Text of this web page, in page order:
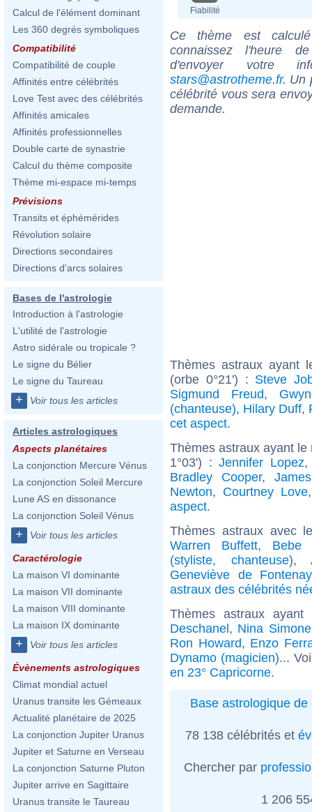
Calcul de l'élément dominant
Les 360 degrés symboliques
Compatibilité
Compatibilité de couple
Affinités entre célébrités
Love Test avec des célébrités
Affinités amicales
Affinités professionnelles
Double carte de synastrie
Calcul du thème composite
Thème mi-espace mi-temps
Prévisions
Transits et éphémérides
Révolution solaire
Directions secondaires
Directions d'arcs solaires
Bases de l'astrologie
Introduction à l'astrologie
L'utilité de l'astrologie
Astro sidérale ou tropicale ?
Le signe du Bélier
Le signe du Taureau
+ Voir tous les articles
Articles astrologiques
Aspects planétaires
La conjonction Mercure Vénus
La conjonction Soleil Mercure
Lune AS en dissonance
La conjonction Soleil Vénus
+ Voir tous les articles
Caractérologie
La maison VI dominante
La maison VII dominante
La maison VIII dominante
La maison IX dominante
+ Voir tous les articles
Évènements astrologiques
Climat mondial actuel
Uranus transite les Gémeaux
Actualité planétaire de 2025
La conjonction Jupiter Uranus
Jupiter et Saturne en Verseau
La conjonction Saturne Pluton
Jupiter arrive en Sagittaire
Uranus transite le Taureau
Fiabilité
Ce thème est
connaissez l'heure
d'envoyer votre
stars@astrotheme.fr. Un
célébrité vous sera
demande.
Thèmes astraux ayant
(orbe 0°21') : Steve
Sigmund Freud,
(chanteuse), Hilary Duff,
cet aspect.
Thèmes astraux ayant
1°03') :Jennifer Lopez
Bradley Cooper,
Newton, Courtney Love
aspect.
Thèmes astraux avec
Warren Buffett, Bebe
(styliste, chanteuse),
Geneviève de Fontenay
astraux des célébrités
Thèmes astraux
Deschanel, Nina Simone
Ron Howard, Enzo
Dynamo (magicien)...
en 23° Capricorne.
Base astrologique de
78 138 célébrités et
Chercher par
1 206